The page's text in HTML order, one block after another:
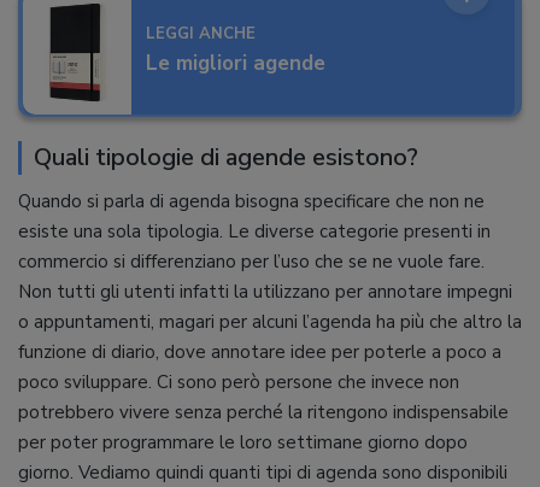
LEGGI ANCHE
Le migliori agende
Quali tipologie di agende esistono?
Quando si parla di agenda bisogna specificare che non ne
esiste una sola tipologia. Le diverse categorie presenti in
commercio si differenziano per l’uso che se ne vuole fare.
Non tutti gli utenti infatti la utilizzano per annotare impegni
o appuntamenti, magari per alcuni l’agenda ha più che altro la
funzione di diario, dove annotare idee per poterle a poco a
poco sviluppare. Ci sono però persone che invece non
potrebbero vivere senza perché la ritengono indispensabile
per poter programmare le loro settimane giorno dopo
giorno. Vediamo quindi quanti tipi di agenda sono disponibili